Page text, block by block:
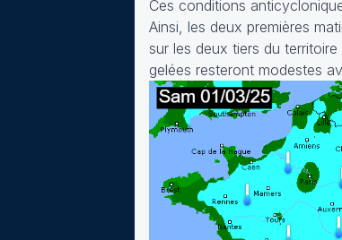
Ces conditions
Ainsi, les deux premières
sur les deux tiers du
gelées resteront modestes